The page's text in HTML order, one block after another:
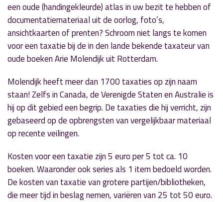
« Vorig nieuwsbericht
Scholiere aangereden op Zwarteweg
9 april 2018
10 april 2018
een oude (handingekleurde) atlas in uw bezit te hebben of
documentatiemateriaal uit de oorlog, foto’s,
ansichtkaarten of prenten? Schroom niet langs te komen
voor een taxatie bij de in den lande bekende taxateur van
oude boeken Arie Molendijk uit Rotterdam.
Molendijk heeft meer dan 1700 taxaties op zijn naam
staan! Zelfs in Canada, de Verenigde Staten en Australie is
hij op dit gebied een begrip. De taxaties die hij verricht, zijn
gebaseerd op de opbrengsten van vergelijkbaar materiaal
op recente veilingen.
Kosten voor een taxatie zijn 5 euro per 5 tot ca. 10
boeken. Waaronder ook series als 1 item bedoeld worden.
De kosten van taxatie van grotere partijen/bibliotheken,
die meer tijd in beslag nemen, variëren van 25 tot 50 euro.